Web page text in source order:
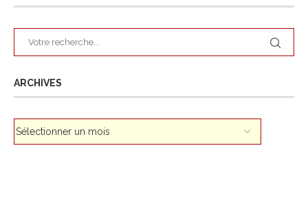
ARCHIVES